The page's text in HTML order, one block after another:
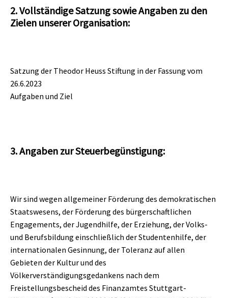
2. Vollständige Satzung sowie Angaben zu den
Zielen unserer Organisation:
Satzung der Theodor Heuss Stiftung in der Fassung vom
26.6.2023
Aufgaben und Ziel
3. Angaben zur Steuerbegünstigung:
Wir sind wegen allgemeiner Förderung des demokratischen
Staatswesens, der Förderung des bürgerschaftlichen
Engagements, der Jugendhilfe, der Erziehung, der Volks-
und Berufsbildung einschließlich der Studentenhilfe, der
internationalen Gesinnung, der Toleranz auf allen
Gebieten der Kultur und des
Völkerverständigungsgedankens nach dem
Freistellungsbescheid des Finanzamtes Stuttgart-